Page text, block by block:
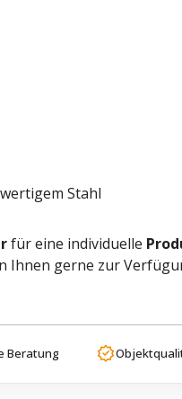
Stahl
für eine individuelle
Ihnen gerne zur
Beratung